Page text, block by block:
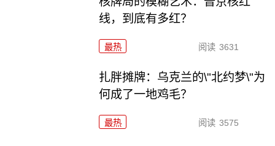
线，到底有多红？
最热 阅读 3631
扎胖摊牌：乌克兰的\"北约梦\"为
何成了一地鸡毛？
最热 阅读 3575